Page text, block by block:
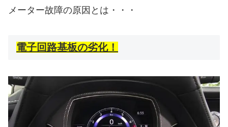
メーター故障の原因とは・・・
電子回路基板の劣化！